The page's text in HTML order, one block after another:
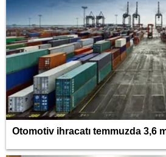
Ankara ATA
Parkı'na ulaştırıldı
Otomotiv ihracatı temmuzda 3,6